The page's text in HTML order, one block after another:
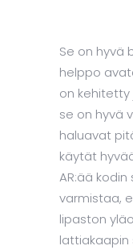
Se on hyvä
helppo
on kehitetty
se on hyvä
haluavat
käytät
AR:ää
varmistaa,
lipaston
lattiakaapin